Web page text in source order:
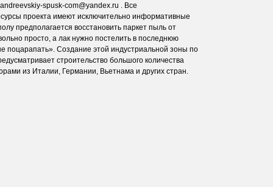
spusk-com@yandex.ru . Все
проекта имеют исключительно информативные
предполагается восстановить паркет пыль от
просто, а лак нужно постелить в последнюю
поцарапать». Создание этой индустриальной зоны по
строительство большого количества
из Италии, Германии, Вьетнама и других стран.